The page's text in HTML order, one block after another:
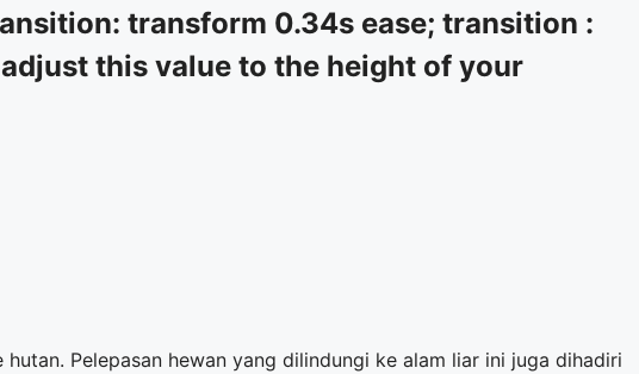
transform 0.34s ease; transition :
this value to the height of your
Pelepasan hewan yang dilindungi ke alam liar ini juga dihadiri